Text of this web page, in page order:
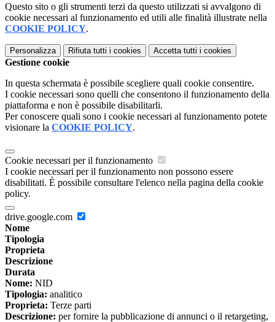
Questo sito o gli strumenti terzi da questo utilizzati si avvalgono di
cookie necessari al funzionamento ed utili alle finalità illustrate nella
COOKIE POLICY.
Personalizza Rifiuta tutti i cookies Accetta tutti i cookies
Gestione cookie
In questa schermata è possibile scegliere quali cookie consentire.
I cookie necessari sono quelli che consentono il funzionamento della
piattaforma e non è possibile disabilitarli.
Per conoscere quali sono i cookie necessari al funzionamento potete
visionare la COOKIE POLICY.
Cookie necessari per il funzionamento
I cookie necessari per il funzionamento non possono essere
disabilitati. È possibile consultare l'elenco nella pagina della cookie
policy.
drive.google.com
Nome
Tipologia
Proprieta
Descrizione
Durata
Nome: NID
Tipologia: analitico
Proprieta: Terze parti
Descrizione: per fornire la pubblicazione di annunci o il retargeting,